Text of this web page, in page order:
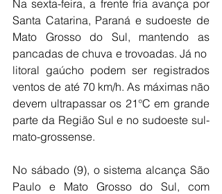
Na sexta-feira, a frente fria avança por
Santa Catarina, Paraná e sudoeste de
Mato Grosso do Sul, mantendo as
pancadas de chuva e trovoadas. Já no
litoral gaúcho podem ser registrados
ventos de até 70 km/h. As máximas não
devem ultrapassar os 21°C em grande
parte da Região Sul e no sudoeste sul-
mato-grossense.
No sábado (9), o sistema alcança São
Paulo e Mato Grosso do Sul, com